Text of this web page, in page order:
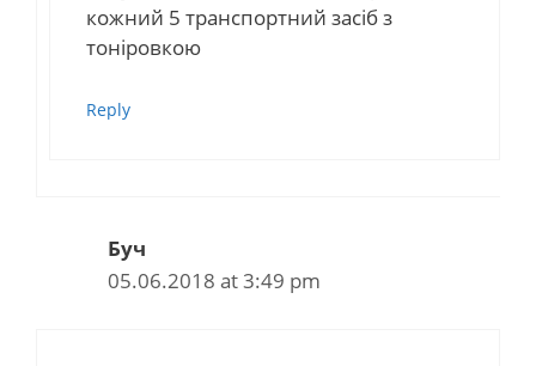
кожний 5 транспортний засіб з
тоніровкою
Reply
Буч
05.06.2018 at 3:49 pm